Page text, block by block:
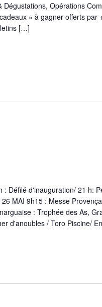
Opérations
» à gagner offerts par
[…]
: Défilé d'inauguration/ 21 h:
MAI 9h15 : Messe
: Trophée des As,
d'anoubles / Toro Piscine/